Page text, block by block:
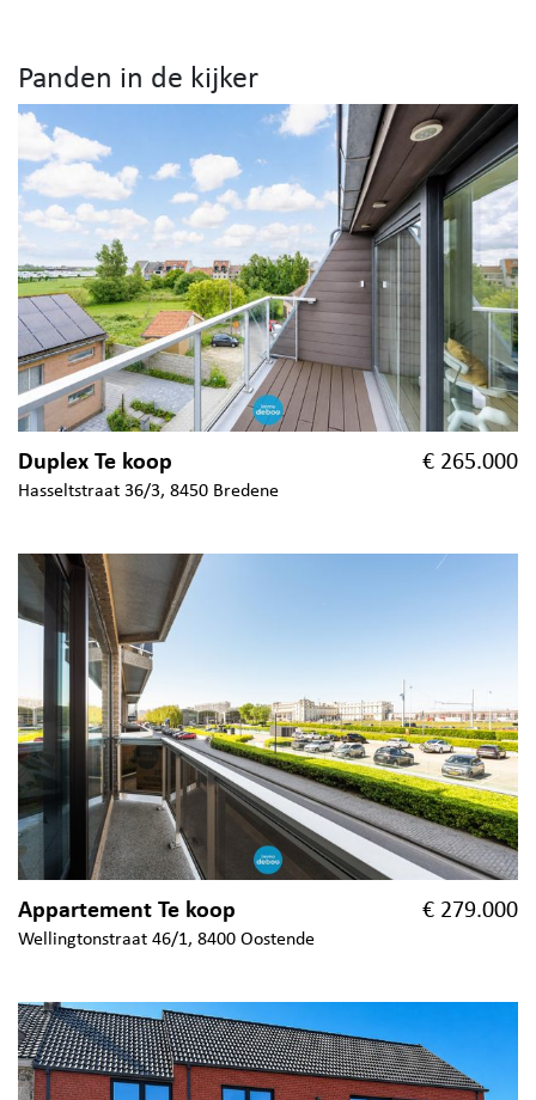
Panden in de kijker
Duplex Te koop € 265.000
Hasseltstraat 36/3, 8450 Bredene
Appartement Te koop € 279.000
Wellingtonstraat 46/1, 8400 Oostende